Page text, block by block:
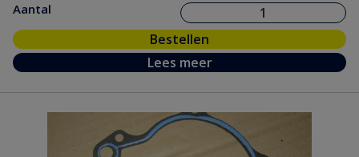
Aantal
Bestellen
Lees meer